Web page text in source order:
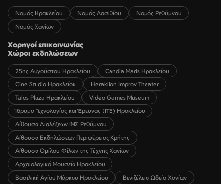
Νομός Ηρακλείου Νομός Λασιθίου
Νομός Ρεθύμνου
Νομός Χανίων
Χορηγοί επικοινωνίας
Χώροι εκδηλώσεων
25ης Αυγούστου Ηρακλείου
Candia Maris Ηρακλείου
Cine Studio Ηρακλείου
Heraklion Improv Theater
Talos Plaza Ηρακλείου
Video Games Museum
Ίδρυμα Τεχνολογίας και Έρευνας (ΙΤΕ) Ηρακλείου
Αίθουσα Διαλέξεων ΙΜΣ Ρεθύμνου
Αίθουσα Εκδηλώσεων Περιφέρειας Κρήτης
Αίθουσα Ομίλου Φίλων της Τέχνης Χανίων
Αρχαιολογικό Μουσείο Ηρακλείου
Βασιλική Αγίου Μάρκου Ηρακλείου
Βενιζέλειο Ωδείο Χανίων